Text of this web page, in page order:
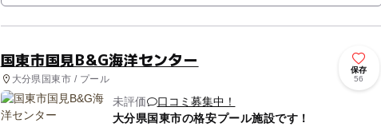
国東市国見B&G海洋センター
大分県国東市 / プール
保存
56
未評価
口コミ募集中！
大分県国東市の格安プール施設です！